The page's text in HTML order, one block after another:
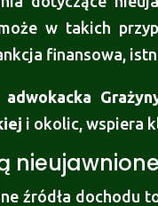
w takich
finansowa,
adwokacka
i okolic, wspiera
źródła dochodu